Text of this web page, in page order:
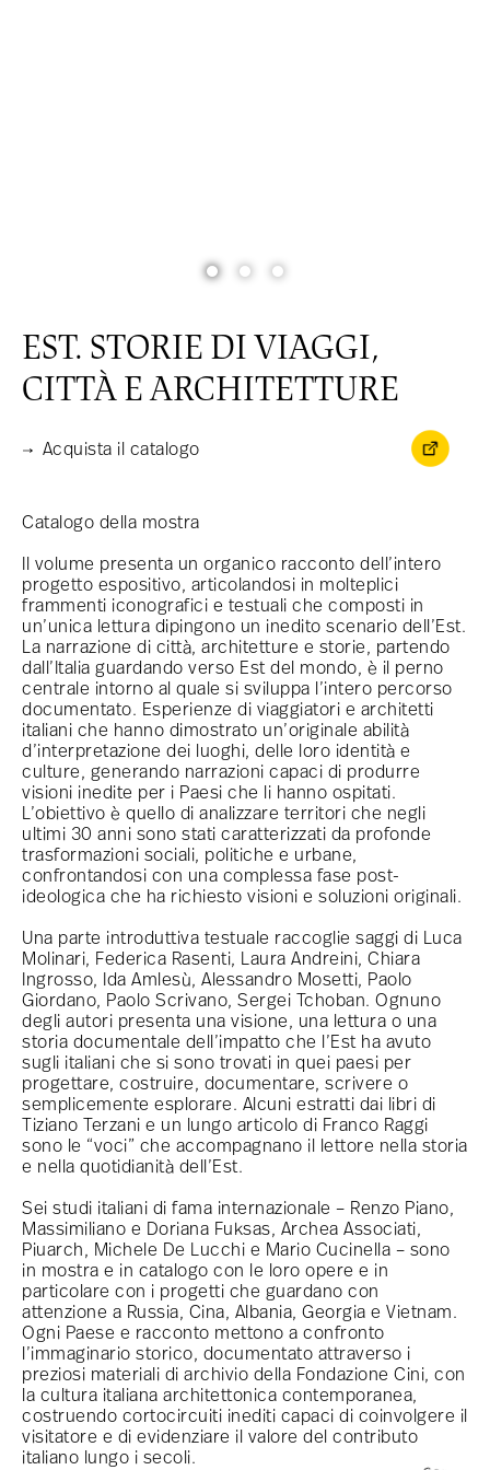
EST. STORIE DI VIAGGI,
CITTÀ E ARCHITETTURE
Acquista il catalogo
Catalogo della mostra
Il volume presenta un organico racconto dell’intero
progetto espositivo, articolandosi in molteplici
frammenti iconografici e testuali che composti in
un’unica lettura dipingono un inedito scenario dell’Est.
La narrazione di città, architetture e storie, partendo
dall’Italia guardando verso Est del mondo, è il perno
centrale intorno al quale si sviluppa l’intero percorso
documentato. Esperienze di viaggiatori e architetti
italiani che hanno dimostrato un’originale abilità
d’interpretazione dei luoghi, delle loro identità e
culture, generando narrazioni capaci di produrre
visioni inedite per i Paesi che li hanno ospitati.
L’obiettivo è quello di analizzare territori che negli
ultimi 30 anni sono stati caratterizzati da profonde
trasformazioni sociali, politiche e urbane,
confrontandosi con una complessa fase post-
ideologica che ha richiesto visioni e soluzioni originali.
Una parte introduttiva testuale raccoglie saggi di Luca
Molinari, Federica Rasenti, Laura Andreini, Chiara
Ingrosso, Ida Amlesù, Alessandro Mosetti, Paolo
Giordano, Paolo Scrivano, Sergei Tchoban. Ognuno
degli autori presenta una visione, una lettura o una
storia documentale dell’impatto che l’Est ha avuto
sugli italiani che si sono trovati in quei paesi per
progettare, costruire, documentare, scrivere o
semplicemente esplorare. Alcuni estratti dai libri di
Tiziano Terzani e un lungo articolo di Franco Raggi
sono le “voci” che accompagnano il lettore nella storia
e nella quotidianità dell’Est.
Sei studi italiani di fama internazionale – Renzo Piano,
Massimiliano e Doriana Fuksas, Archea Associati,
Piuarch, Michele De Lucchi e Mario Cucinella – sono
in mostra e in catalogo con le loro opere e in
particolare con i progetti che guardano con
attenzione a Russia, Cina, Albania, Georgia e Vietnam.
Ogni Paese e racconto mettono a confronto
l’immaginario storico, documentato attraverso i
preziosi materiali di archivio della Fondazione Cini, con
la cultura italiana architettonica contemporanea,
costruendo cortocircuiti inediti capaci di coinvolgere il
visitatore e di evidenziare il valore del contributo
italiano lungo i secoli.